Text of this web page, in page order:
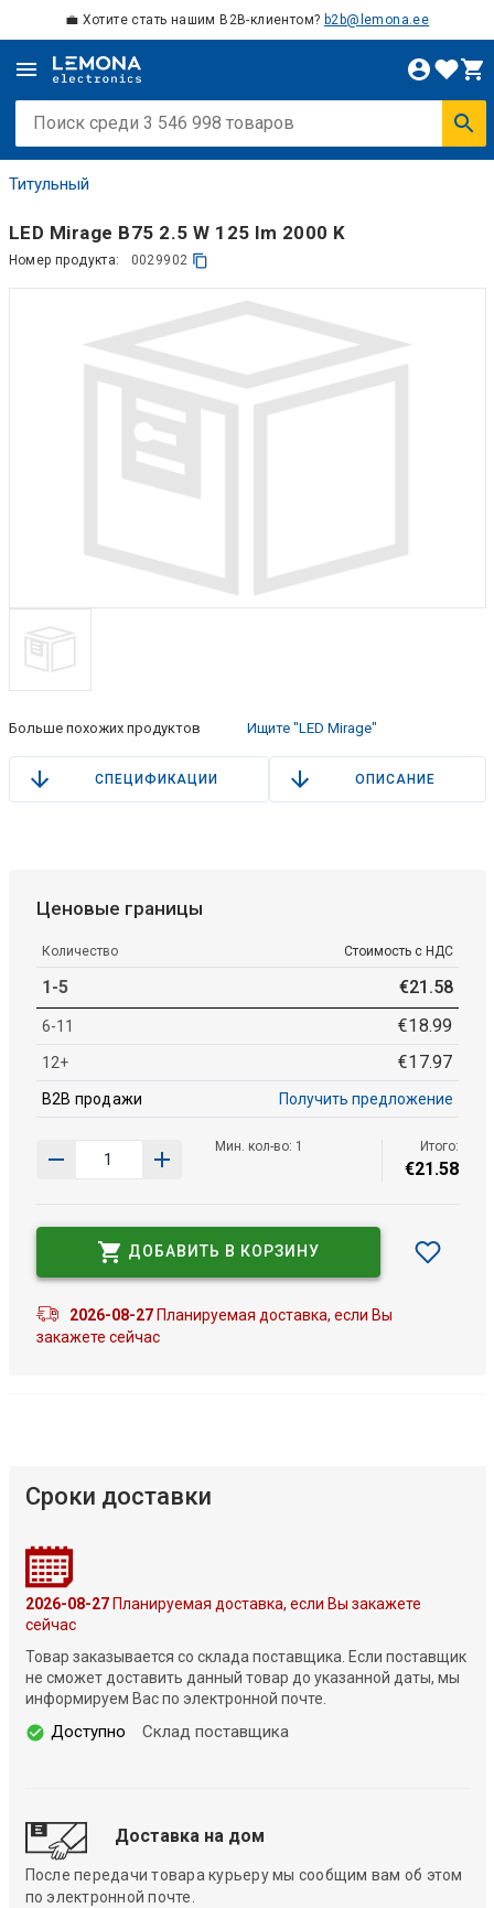
💼 Хотите стать нашим B2B-клиентом? b2b@lemona.ee
Титульный
LED Mirage B75 2.5 W 125 lm 2000 K
Номер продукта: 0029902
Больше похожих продуктов Ищите "LED Mirage"
СПЕЦИФИКАЦИИ ОПИСАНИЕ
Ценовые границы
Количество Стоимость с НДС
1-5 €21 .58
6-11 €18.99
12+ €17.97
B2B продажи Получить предложение
Мин. кол-во: 1 Итого:
€21.58
ДОБАВИТЬ В КОРЗИНУ
2026-08-27Планируемая доставка, если Вы
закажете сейчас
Сроки доставки
2026-08-27Планируемая доставка, если Вы закажете
сейчас
Товар заказывается со склада поставщика. Если поставщик
не сможет доставить данный товар до указанной даты, мы
информируем Вас по электронной почте.
Доступно Склад поставщика
Доставка на дом
После передачи товара курьеру мы сообщим вам об этом
по электронной почте.